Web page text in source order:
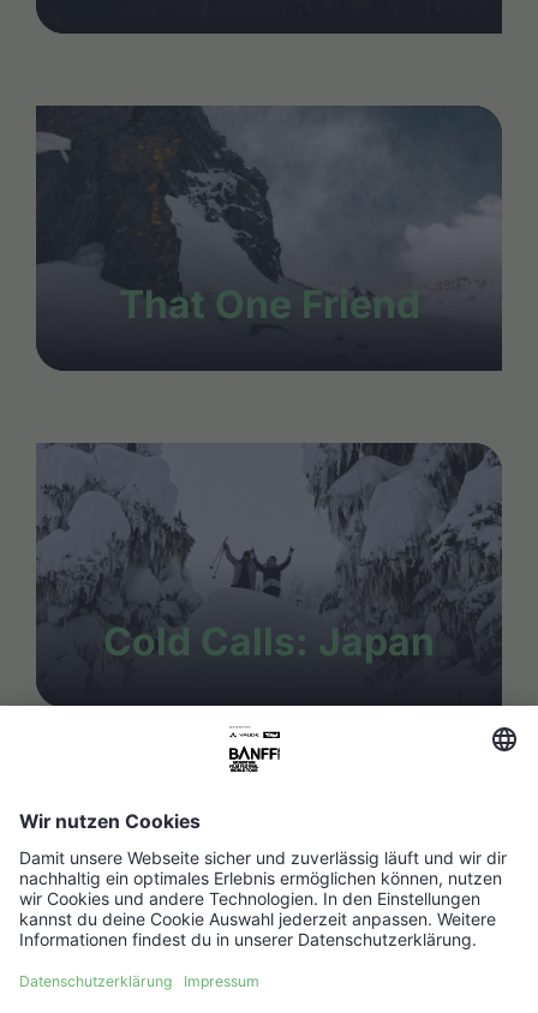
That One Friend
Cold Calls: Japan
FAQ
Host a show
Kontakt
Partner werden ↗
Jobs ↗
Barrierefreiheitserklärung
Impressum
Datenschutz
Cookie Einstellungen